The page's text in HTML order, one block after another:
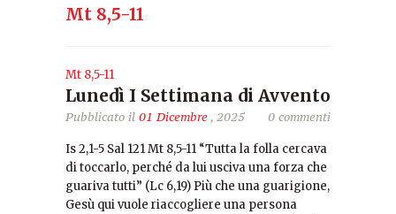
Mt 8,5-11
Mt 8,5-11
Lunedì I Settimana di Avvento
Pubblicato il 01 Dicembre, 2025 0 commenti
Is 2,1-5 Sal 121 Mt 8,5-11 “Tutta la folla cercava
di toccarlo, perché da lui usciva una forza che
guariva tutti” (Lc 6,19) Più che una guarigione,
Gesù qui vuole riaccogliere una persona